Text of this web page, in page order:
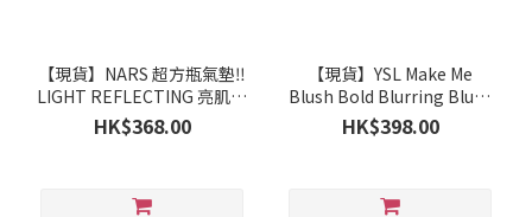
【現貨】NARS 超方瓶氣墊‼️
LIGHT REFLECTING 亮肌精
華氣墊粉底
HK$368.00
【現貨】YSL Make Me
Blush Bold Blurring Blush
高訂皮革胭脂
HK$398.00